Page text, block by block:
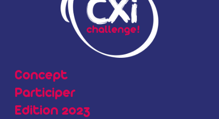
Concept
Participer
Edition 2023